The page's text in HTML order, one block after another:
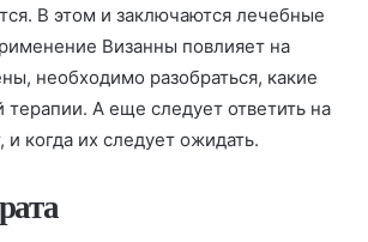
В этом и заключаются лечебные
Визанны повлияет на
необходимо разобраться, какие
А еще следует ответить на
когда их следует ожидать.